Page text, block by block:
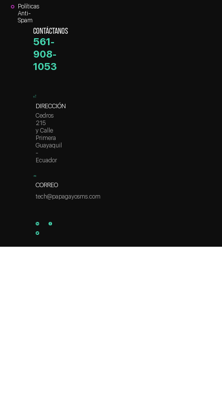
Políticas
Anti-
Spam
CONTÁCTANOS
561-
908-
1053
DIRECCIÓN
Cedros
215
y Calle
Primera
Guayaquil
-
Ecuador
CORREO
tech@papagayosms.com